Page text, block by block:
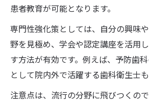
患者教育が可能となります。
専門性強化策としては、自分の興味
野を見極め、学会や認定講座を活用
す方法が有効です。例えば、予防歯
として院内外で活躍する歯科衛生士も
注意点は、流行の分野に飛びつくの